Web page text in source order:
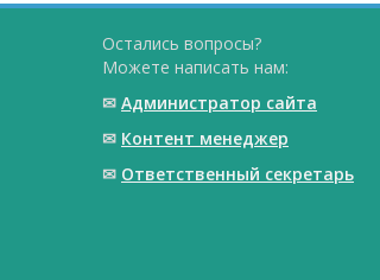
Остались вопросы?
Можете написать нам:
✉ Администратор сайта
✉ Контент менеджер
✉ Ответственный cекретарь